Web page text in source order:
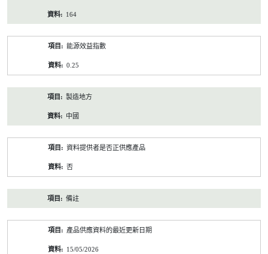
164
能源效益指數
0.25
製造地方
中國
資料提供者是否正供應產品
否
備註
產品供應資料的最近更新日期
15/05/2026